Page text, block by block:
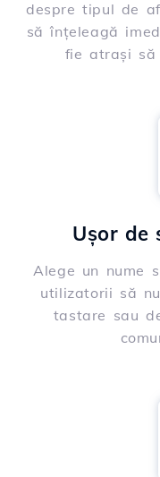
despre tipul de
să înțeleagă
fie atrași să
Ușor de
Alege un nume
utilizatorii să
tastare sau